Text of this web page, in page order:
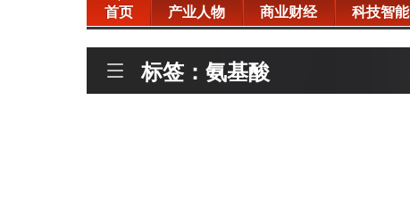
首页 产业人物 商业财经 科技智能
标签：氨基酸